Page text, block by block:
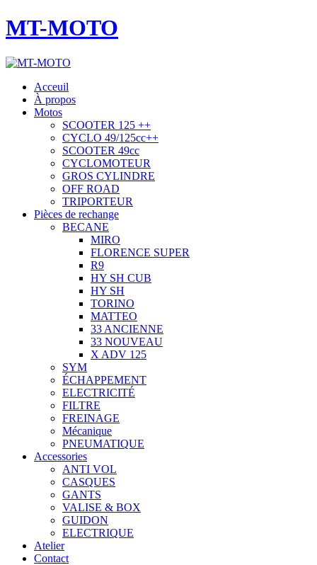
MT-MOTO
Acceuil
À propos
Motos
SCOOTER 125 ++
CYCLO 49/125cc++
SCOOTER 49cc
CYCLOMOTEUR
GROS CYLINDRE
OFF ROAD
TRIPORTEUR
Pièces de rechange
BECANE
MIRO
FLORENCE SUPER
R9
HY SH CUB
HY SH
TORINO
MATTEO
33 ANCIENNE
33 NOUVEAU
X ADV 125
SYM
ÉCHAPPEMENT
ELECTRICITÉ
FILTRE
FREINAGE
Mécanique
PNEUMATIQUE
Accessories
ANTI VOL
CASQUES
GANTS
VALISE & BOX
GUIDON
ELECTRIQUE
Atelier
Contact